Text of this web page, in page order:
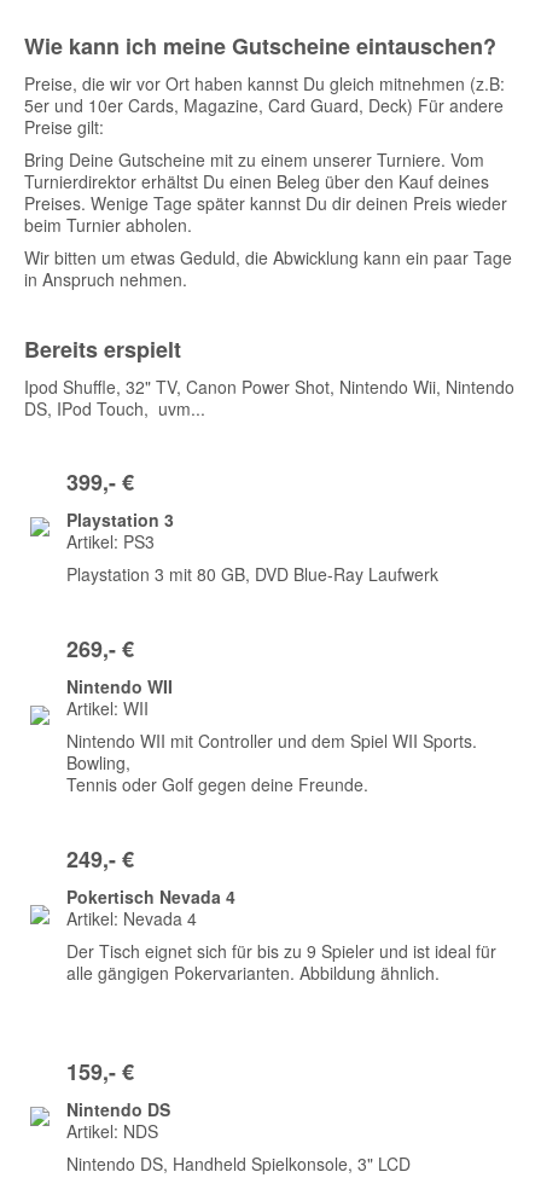
Wie kann ich meine Gutscheine eintauschen?
Preise, die wir vor Ort haben kannst Du gleich mitnehmen (z.B:
5er und 10er Cards, Magazine, Card Guard, Deck) Für andere
Preise gilt:
Bring Deine Gutscheine mit zu einem unserer Turniere. Vom
Turnierdirektor erhältst Du einen Beleg über den Kauf deines
Preises. Wenige Tage später kannst Du dir deinen Preis wieder
beim Turnier abholen.
Wir bitten um etwas Geduld, die Abwicklung kann ein paar Tage
in Anspruch nehmen.
Bereits erspielt
Ipod Shuffle, 32" TV, Canon Power Shot, Nintendo Wii, Nintendo
DS, IPod Touch, uvm...
399,- €
Playstation 3
Artikel: PS3
Playstation 3 mit 80 GB, DVD Blue-Ray Laufwerk
269,- €
Nintendo WII
Artikel: WII
Nintendo WII mit Controller und dem Spiel WII Sports.
Bowling,
Tennis oder Golf gegen deine Freunde.
249,- €
Pokertisch Nevada 4
Artikel: Nevada 4
Der Tisch eignet sich für bis zu 9 Spieler und ist ideal für
alle gängigen Pokervarianten. Abbildung ähnlich.
159,- €
Nintendo DS
Artikel: NDS
Nintendo DS, Handheld Spielkonsole, 3" LCD